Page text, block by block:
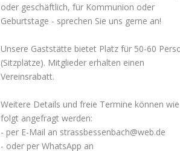
oder geschäftlich, für Kommunion oder
Geburtstage - sprechen Sie uns gerne an!
Unsere Gaststätte bietet Platz für 50-60
(Sitzplätze). Mitglieder erhalten einen
Vereinsrabatt.
Weitere Details und freie Termine können wie
folgt angefragt werden:
- per E-Mail an strassbessenbach@web.de
- oder per WhatsApp an